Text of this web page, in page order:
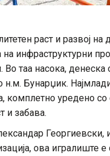
раст и развој
инфраструктурни
Во таа насока,
Бунарџик.
комплетно уредено
и забава.
ова игралиште